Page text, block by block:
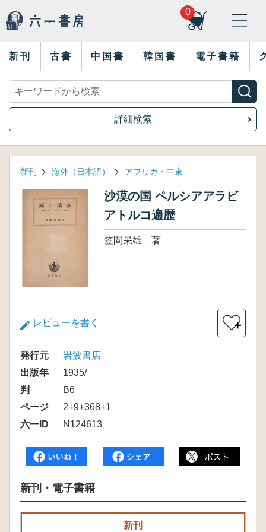
0
新刊 古書 中国書 韓国書 電子書籍
詳細検索
新刊 海外（日本語） アフリカ・中東
沙漠の国 ペルシアアラビ
アトルコ遍歴
笠間杲雄 著
レビューを書く ＋
発行元
岩波書店
出版年
1935/
判
B6
ページ
2+9+368+1
六一ID
N124613
新刊・電子書籍
新刊